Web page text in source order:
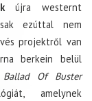
újra westernt
ezúttal nem
projektről van
berkein belül
Ballad Of Buster
amelynek